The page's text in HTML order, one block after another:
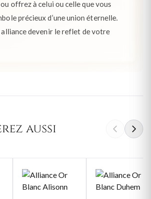
offrez à celui ou celle que vous
précieux d’une union éternelle.
alliance devenir le reflet de votre
aussi